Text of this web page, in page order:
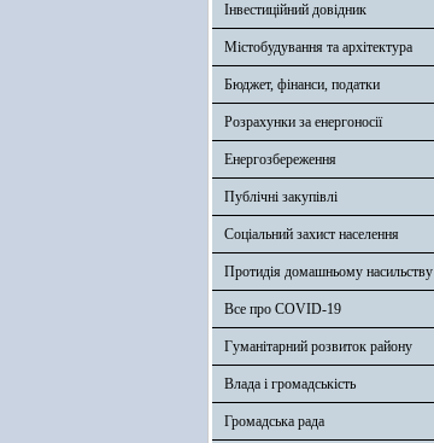
Інвестиційний довідник
Містобудування та архітектура
Бюджет, фінанси, податки
Розрахунки за енергоносії
Енергозбереження
Публічні закупівлі
Соціальний захист населення
Протидія домашньому насильству
Все про COVID-19
Гуманітарний розвиток району
Влада і громадськість
Громадська рада